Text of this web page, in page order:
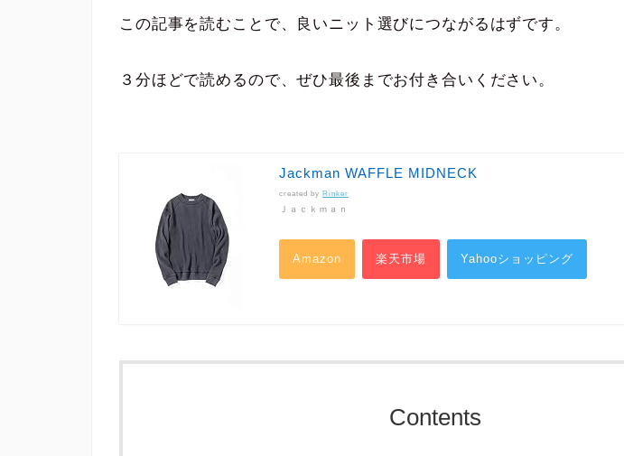
この記事を読むことで、良いニット選びにつながるはずです。
３分ほどで読めるので、ぜひ最後までお付き合いください。
Jackman WAFFLE MIDNECK
created by Rinker
Ｊａｃｋｍａｎ
Amazon 楽天市場 Yahooショッピング
Contents